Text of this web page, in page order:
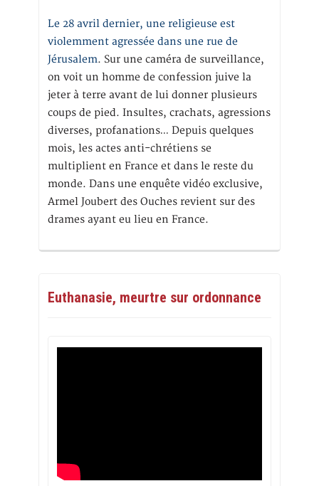
Le 28 avril dernier, une religieuse est
violemment agressée dans une rue de
Jérusalem. Sur une caméra de surveillance,
on voit un homme de confession juive la
jeter à terre avant de lui donner plusieurs
coups de pied. Insultes, crachats, agressions
diverses, profanations… Depuis quelques
mois, les actes anti-chrétiens se
multiplient en France et dans le reste du
monde. Dans une enquête vidéo exclusive,
Armel Joubert des Ouches revient sur des
drames ayant eu lieu en France.
Euthanasie, meurtre sur ordonnance